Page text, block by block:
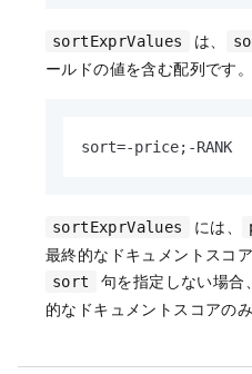
sortExprValues は、
ールドの値を含む配列です
sort=-price;-RANK
sortExprValues には、
最終的なドキュメントスコ
sort 句を指定しない場合、
的なドキュメントスコアの